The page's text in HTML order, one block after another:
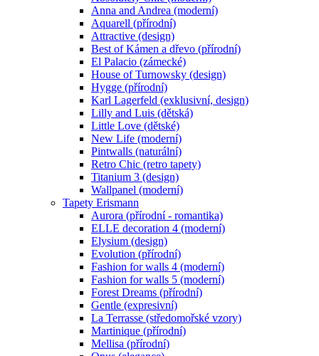
Anna and Andrea (moderní)
Aquarell (přírodní)
Attractive (design)
Best of Kámen a dřevo (přírodní)
El Palacio (zámecké)
House of Turnowsky (design)
Hygge (přírodní)
Karl Lagerfeld (exklusivní, design)
Lilly and Luis (dětská)
Little Love (dětské)
New Life (moderní)
Pintwalls (naturální)
Retro Chic (retro tapety)
Titanium 3 (design)
Wallpanel (moderní)
Tapety Erismann
Aurora (přírodní - romantika)
ELLE decoration 4 (moderní)
Elysium (design)
Evolution (přírodní)
Fashion for walls 4 (moderní)
Fashion for walls 5 (moderní)
Forest Dreams (přírodní)
Gentle (expresivní)
La Terrasse (středomořské vzory)
Martinique (přírodní)
Mellisa (přírodní)